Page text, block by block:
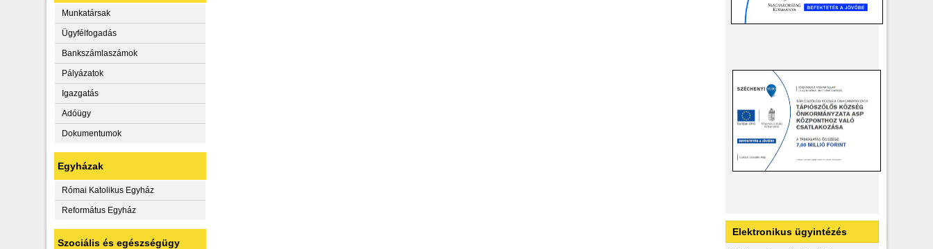
Munkatársak
Ügyfélfogadás
Bankszámlaszámok
Pályázatok
Igazgatás
Adóügy
Dokumentumok
Egyházak
Római Katolikus Egyház
Református Egyház
Szociális és egészségügy
Elektronikus ügyintézés